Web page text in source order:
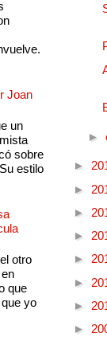
Joan
un
sobre
estilo
otro
que
yo
►
►
►
►
►
►
►
►
►